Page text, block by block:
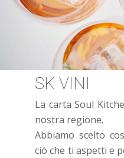
SK VINI
La carta Soul
nostra regione.
Abbiamo scelto
ciò che ti aspetti e